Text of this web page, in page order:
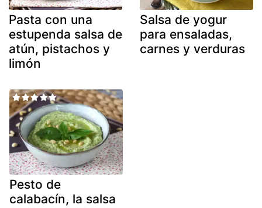
Pasta con una
estupenda salsa de
atún, pistachos y
limón
Salsa de yogur
para ensaladas,
carnes y verduras
Pesto de
calabacín, la salsa